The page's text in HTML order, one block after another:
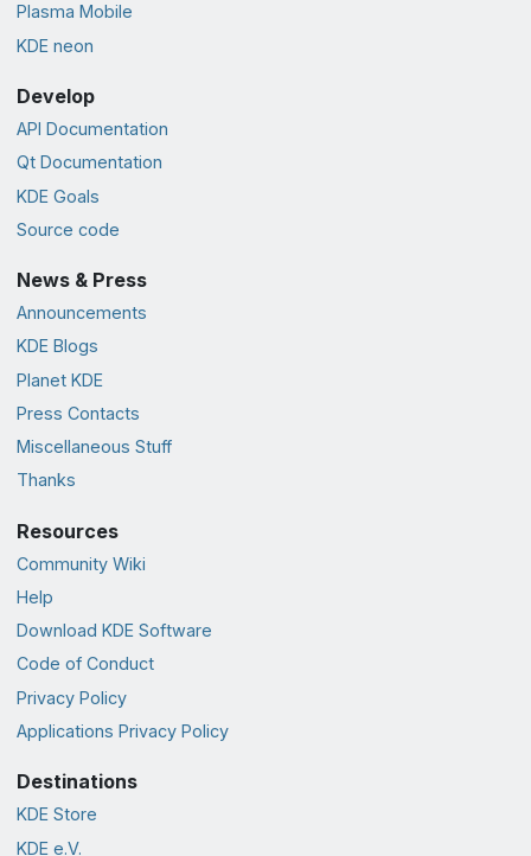
Plasma Mobile
KDE neon
Develop
API Documentation
Qt Documentation
KDE Goals
Source code
News & Press
Announcements
KDE Blogs
Planet KDE
Press Contacts
Miscellaneous Stuff
Thanks
Resources
Community Wiki
Help
Download KDE Software
Code of Conduct
Privacy Policy
Applications Privacy Policy
Destinations
KDE Store
KDE e.V.